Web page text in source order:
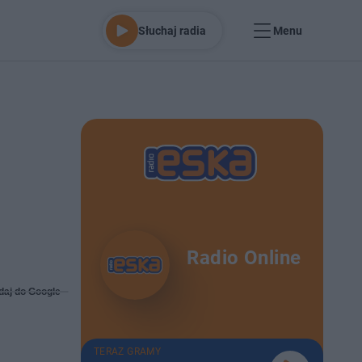
Słuchaj radia Menu
do Google
Radio Online
TERAZ GRAMY